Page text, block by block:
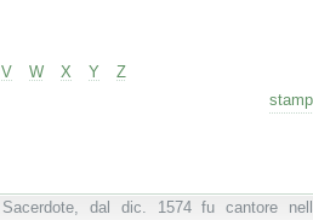
V W X Y
Z
Sacerdote, dal dic. 1574 fu cantore